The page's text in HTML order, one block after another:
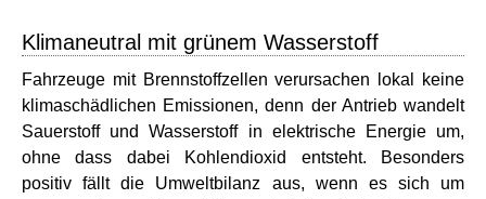
Klimaneutral mit grünem Wasserstoff
Fahrzeuge mit Brennstoffzellen verursachen lokal keine
klimaschädlichen Emissionen, denn der Antrieb wandelt
Sauerstoff und Wasserstoff in elektrische Energie um,
ohne dass dabei Kohlendioxid entsteht. Besonders
positiv fällt die Umweltbilanz aus, wenn es sich um